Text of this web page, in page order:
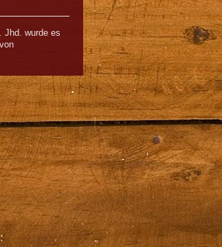
Jhd. wurde es